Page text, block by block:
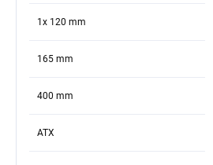
1x 120 mm
165 mm
400 mm
ATX